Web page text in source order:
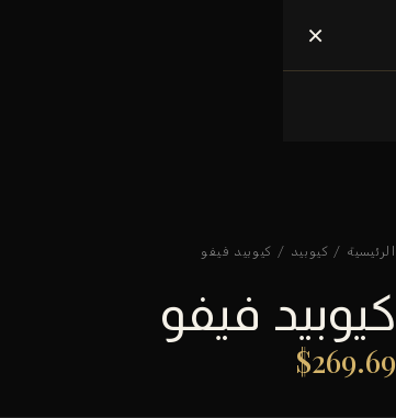
×
الرئيسية / كيوبيد / كيوبيد فيفو
كيوبيد فيفو
$269.69